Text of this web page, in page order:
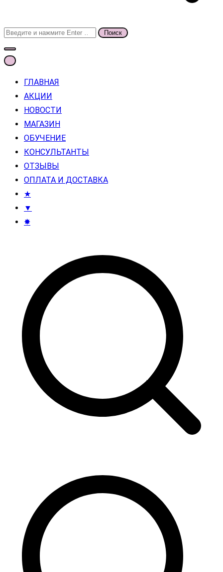
Поиск
для:
ГЛАВНАЯ
АКЦИИ
НОВОСТИ
МАГАЗИН
ОБУЧЕНИЕ
КОНСУЛЬТАНТЫ
ОТЗЫВЫ
ОПЛАТА И ДОСТАВКА
★
▼
✸